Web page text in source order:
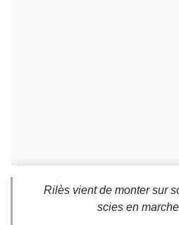
Rilès vient de monter sur
scies en